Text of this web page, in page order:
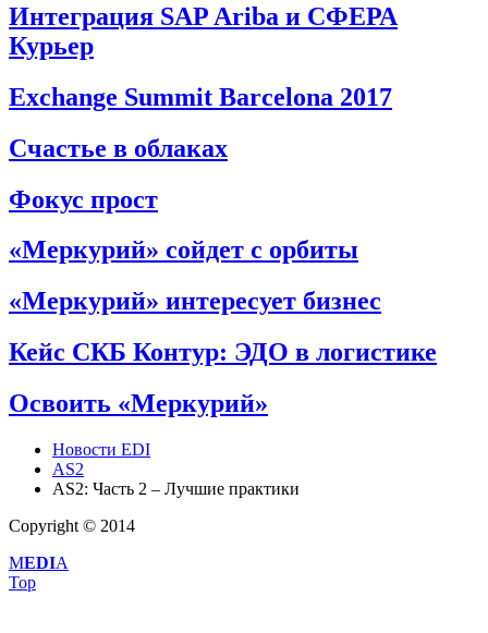
Интеграция SAP Ariba и СФЕРА
Курьер
Exchange Summit Barcelona 2017
Счастье в облаках
Фокус прост
«Меркурий» сойдет с орбиты
«Меркурий» интересует бизнес
Кейс СКБ Контур: ЭДО в логистике
Освоить «Меркурий»
Новости EDI
AS2
AS2: Часть 2 – Лучшие практики
Copyright © 2014
MEDIA
Top